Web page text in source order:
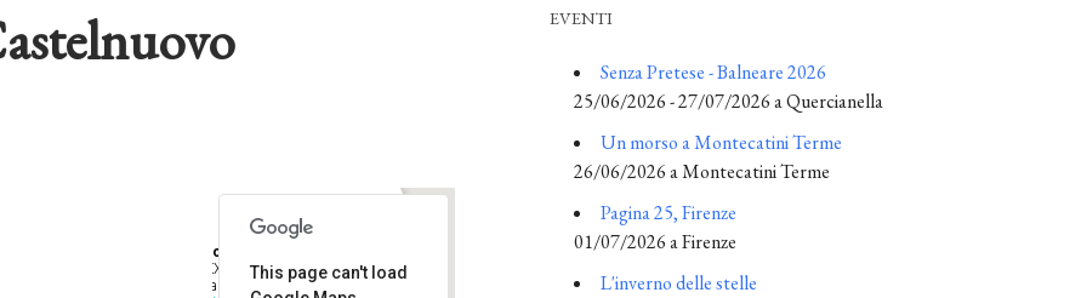
Liceo Scientifico “Galilei”
Via XX Aprile, 12 - Castelnuovo
Garfagnana
This page can't load
EVENTI
Senza Pretese - Balneare 2026
25/06/2026 - 27/07/2026 a Quercianella
Un morso a Montecatini Terme
26/06/2026 a Montecatini Terme
Pagina 25, Firenze
01/07/2026 a Firenze
L'inverno delle stelle